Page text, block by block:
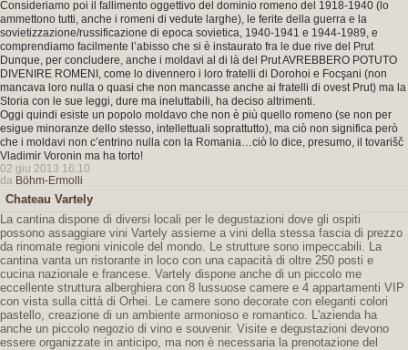
Consideriamo poi il fallimento oggettivo del dominio romeno del 1918-1940 (lo
ammettono tutti, anche i romeni di vedute larghe), le ferite della guerra e la
sovietizzazione/russificazione di epoca sovietica, 1940-1941 e 1944-1989, e
comprendiamo facilmente l’abisso che si è instaurato fra le due rive del Prut
Dunque, per concludere, anche i moldavi al di là del Prut AVREBBERO POTUTO
DIVENIRE ROMENI, come lo divennero i loro fratelli di Dorohoi e Focşani (non
mancava loro nulla o quasi che non mancasse anche ai fratelli di ovest Prut) ma la
Storia con le sue leggi, dure ma ineluttabili, ha deciso altrimenti.
Oggi quindi esiste un popolo moldavo che non è più quello romeno (se non per
esigue minoranze dello stesso, intellettuali soprattutto), ma ciò non significa però
che i moldavi non c’entrino nulla con la Romania…ciò lo dice, presumo, il tovarišč
Vladimir Voronin ma ha torto!
02 giu 2013 16:10
da Böhm-Ermolli
Chateau Vartely
La cantina dispone di diversi locali per le degustazioni dove gli ospiti
possono assaggiare vini Vartely assieme a vini della stessa fascia di prezzo
da rinomate regioni vinicole del mondo. Le strutture sono impeccabili. La
cantina vanta un ristorante in loco con una capacità di oltre 250 posti e
cucina nazionale e francese. Vartely dispone anche di un piccolo me
eccellente struttura alberghiera con 8 lussuose camere e 4 appartamenti VIP
con vista sulla città di Orhei. Le camere sono decorate con eleganti colori
pastello, creazione di un ambiente armonioso e romantico. L'azienda ha
anche un piccolo negozio di vino e souvenir. Visite e degustazioni devono
essere organizzate in anticipo, ma non è necessaria la prenotazione del